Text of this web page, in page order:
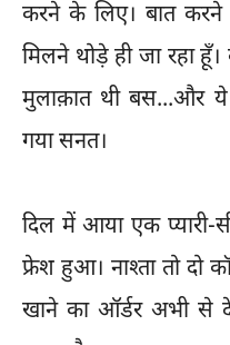
करने के लिए। बात करने
मिलने थोड़े ही जा रहा
मुलाक़ात थी बस...और ये
गया सनत।
दिल में आया एक प्यारी-
फ्रेश हुआ। नाश्ता तो दो
खाने का ऑर्डर अभी से